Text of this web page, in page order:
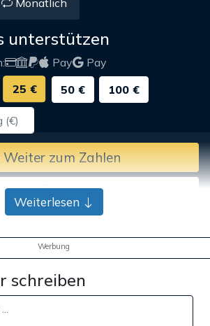
unterstützen
Pay
Pay
25 € 50 € 100 €
Weiter zum Zahlen
Bank-Überweisung
Weiterlesen
Werbung
schreiben